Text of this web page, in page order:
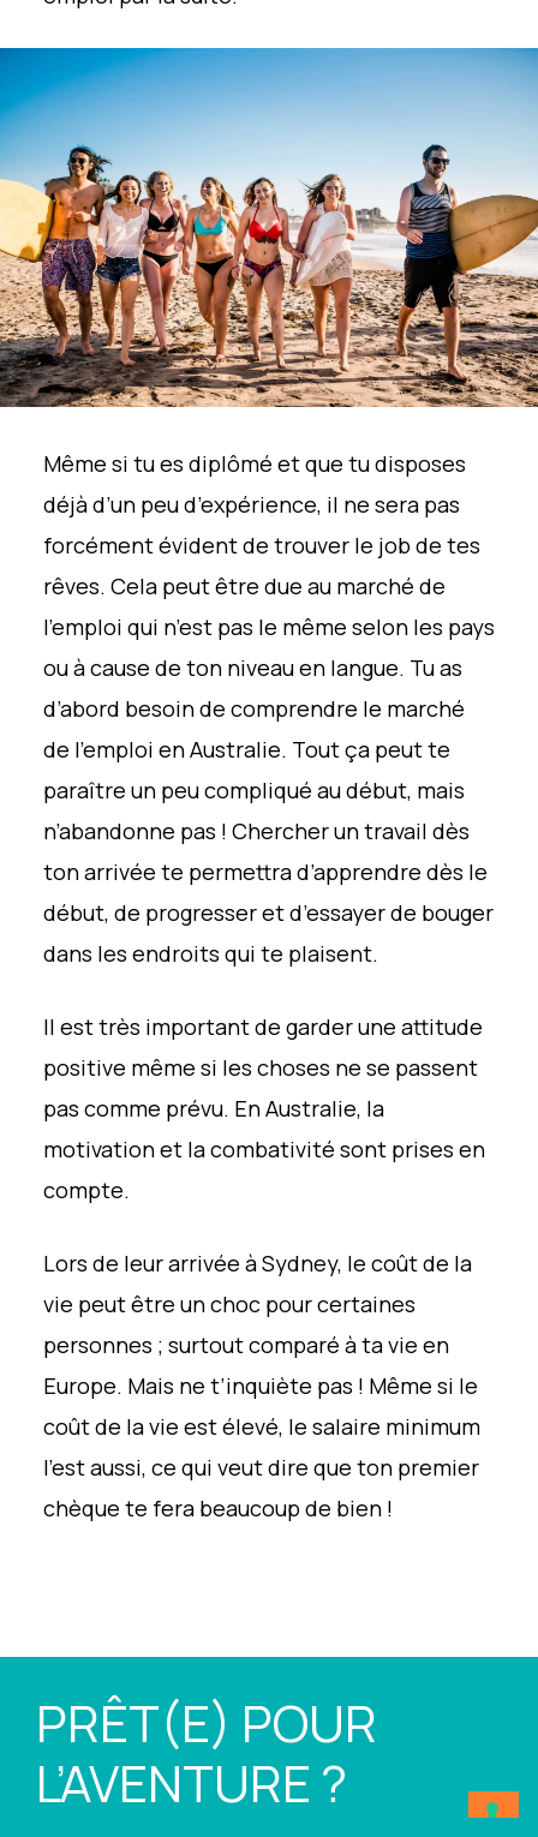
Même si tu es diplômé et que tu disposes
déjà d’un peu d’expérience, il ne sera pas
forcément évident de trouver le job de tes
rêves. Cela peut être due au marché de
l’emploi qui n’est pas le même selon les pays
ou à cause de ton niveau en langue. Tu as
d’abord besoin de comprendre le marché
de l’emploi en Australie. Tout ça peut te
paraître un peu compliqué au début, mais
n’abandonne pas ! Chercher un travail dès
ton arrivée te permettra d’apprendre dès le
début, de progresser et d’essayer de bouger
dans les endroits qui te plaisent.
Il est très important de garder une attitude
positive même si les choses ne se passent
pas comme prévu. En Australie, la
motivation et la combativité sont prises en
compte.
Lors de leur arrivée à Sydney, le coût de la
vie peut être un choc pour certaines
personnes ; surtout comparé à ta vie en
Europe. Mais ne t’inquiète pas ! Même si le
coût de la vie est élevé, le salaire minimum
l’est aussi, ce qui veut dire que ton premier
chèque te fera beaucoup de bien !
PRÊT(E) POUR
L’AVENTURE ?